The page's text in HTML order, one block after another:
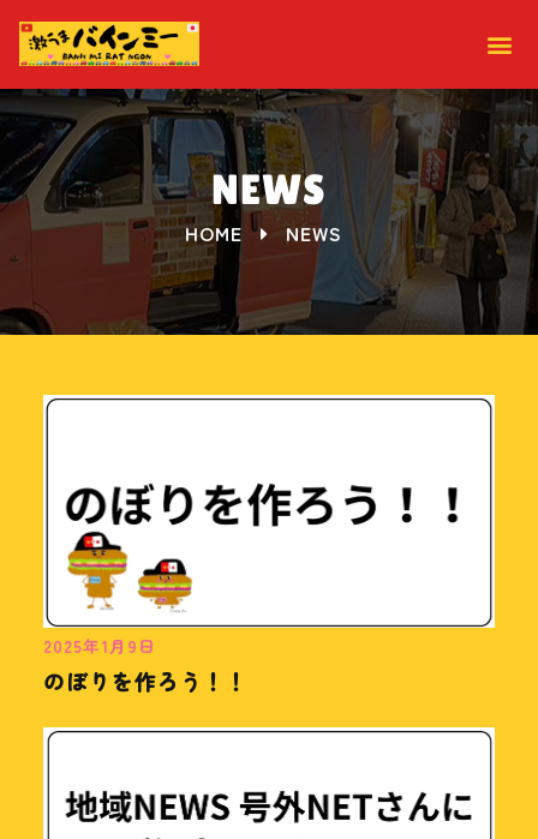
NEWS
HOME NEWS
2025年1月9日
のぼりを作ろう！！